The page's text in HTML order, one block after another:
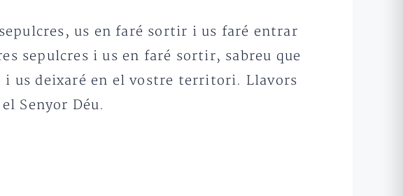
us en faré sortir i us faré entrar
sepulcres i us en faré sortir, sabreu que
i us deixaré en el vostre territori. Llavors
Senyor Déu.